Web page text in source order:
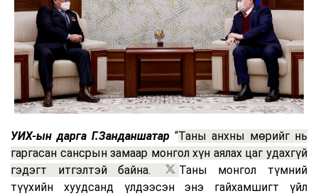
УИХ-ын дарга Г.Занданшатар “Таны анхны мөрийг нь
гаргасан сансрын замаар монгол хүн аялах цаг удахгүй
гэдэгт итгэлтэй байна.
Таны монгол түмний
түүхийн хуудсанд үлдээсэн энэ гайхамшигт үйл